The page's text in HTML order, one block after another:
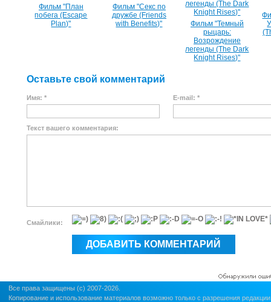
Фильм "План
побега (Escape
Plan)"
Фильм "Секс по
дружбе (Friends
with Benefits)"
Фильм "Темный
рыцарь:
Возрождение
легенды (The Dark
Knight Rises)"
Оставьте свой комментарий
Имя: * E-mail: *
Текст вашего комментария:
Смайлики:
Все права защищены (c) 2007-2026.
Копирование и использование материалов возможно только с разрешения